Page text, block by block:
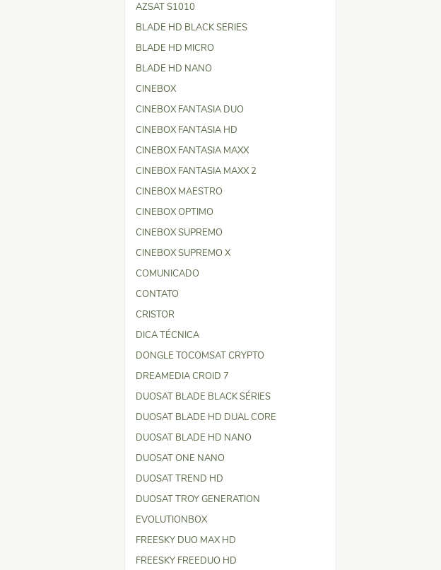
AZSAT S1010
BLADE HD BLACK SERIES
BLADE HD MICRO
BLADE HD NANO
CINEBOX
CINEBOX FANTASIA DUO
CINEBOX FANTASIA HD
CINEBOX FANTASIA MAXX
CINEBOX FANTASIA MAXX 2
CINEBOX MAESTRO
CINEBOX OPTIMO
CINEBOX SUPREMO
CINEBOX SUPREMO X
COMUNICADO
CONTATO
CRISTOR
DICA TÉCNICA
DONGLE TOCOMSAT CRYPTO
DREAMEDIA CROID 7
DUOSAT BLADE BLACK SÉRIES
DUOSAT BLADE HD DUAL CORE
DUOSAT BLADE HD NANO
DUOSAT ONE NANO
DUOSAT TREND HD
DUOSAT TROY GENERATION
EVOLUTIONBOX
FREESKY DUO MAX HD
FREESKY FREEDUO HD